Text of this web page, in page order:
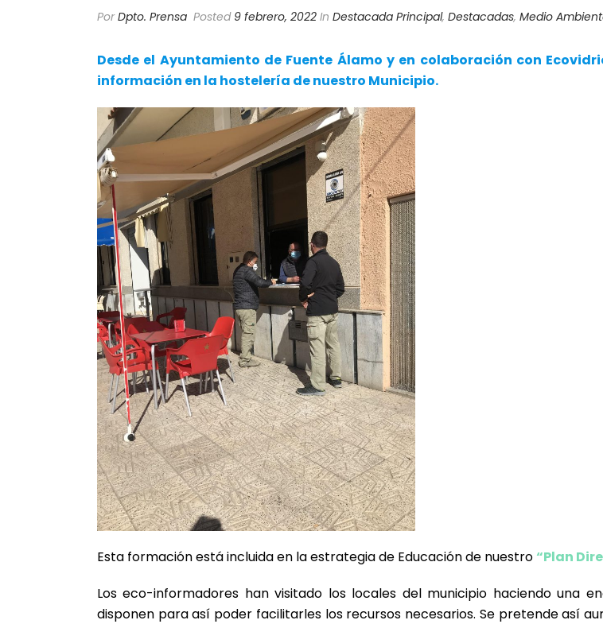
PorDpto. Prensa Posted 9 febrero, 2022 In Destacada Principal, Destacadas, Medio
Desde el Ayuntamiento de Fuente Álamo y en colaboración con
información en la hostelería de nuestro Municipio.
Esta formación está incluida en la estrategia de Educación de nuestro “Plan
Los eco-informadores han visitado los locales del municipio haciendo una
disponen para así poder facilitarles los recursos necesarios. Se pretende así